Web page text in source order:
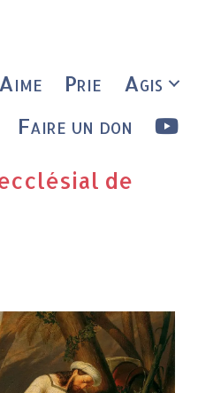
Aime Prie Agis
Faire un don
de